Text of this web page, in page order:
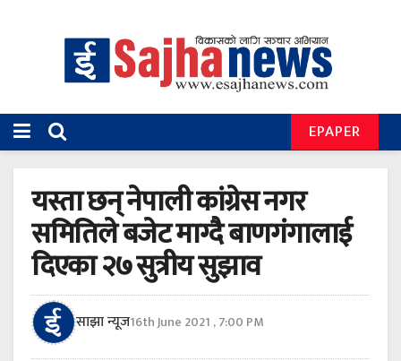
EPAPER
यस्ता छन् नेपाली कांग्रेस नगर
समितिले बजेट माग्दै बाणगंगालाई
दिएका २७ सुत्रीय सुझाव
साझा न्यूज16th June 2021 , 7:00 PM